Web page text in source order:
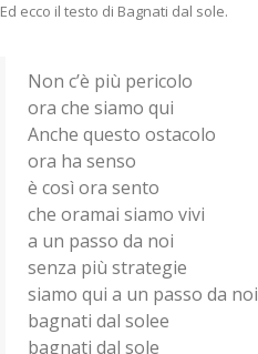
Ed ecco il testo di Bagnati dal sole.
Non c’è più pericolo
ora che siamo qui
Anche questo ostacolo
ora ha senso
è così ora sento
che oramai siamo vivi
a un passo da noi
senza più strategie
siamo qui a un passo da noi
bagnati dal solee
bagnati dal sole